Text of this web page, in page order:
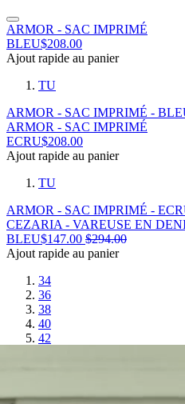
ARMOR - SAC IMPRIMÉ
BLEU$208.00
Ajout rapide au panier
TU
ARMOR - SAC IMPRIMÉ -
ARMOR - SAC IMPRIMÉ
ECRU$208.00
Ajout rapide au panier
TU
ARMOR - SAC IMPRIMÉ -
CEZARIA - VAREUSE EN
BLEU$147.00 $294.00
Ajout rapide au panier
34
36
38
40
42
CHEVALIÈRE RONDE